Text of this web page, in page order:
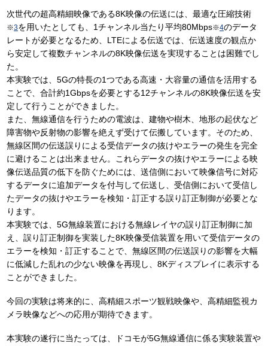
次世代の超高精細映像である8K映像の伝送には、最適な圧縮技術
※3を用いたとしても、1チャンネル当たり平均80Mbps※4のデータ
レートが必要となるため、LTEによる伝送では、伝送速度の観点か
ら安定して複数チャンネルの8K映像伝送を実現することは困難でし
た。
本実験では、5Gの特長の1つである高速・大容量の通信を活用する
ことで、合計約1Gbpsを必要とする12チャンネルの8K映像伝送を安
定して行うことができました。
また、無線通信を行うための電波は、建物や樹木、地形の起伏など
障害物や反射物の影響を絶えず受けて伝搬しています。そのため、
無線区間の伝送誤りによる受信データの抜けやエラーの発生を完全
に避けることは出来ません。これらデータの抜けやエラーによる映
像伝送品質の低下を防ぐためには、送信側において映像信号に対応
するデータに追加データを付与して伝送し、受信側において受信し
たデータの抜けやエラーを検知・訂正する誤り訂正制御が必要とな
ります。
本実験では、5G無線装置における無線レイヤの誤り訂正制御に加
え、誤り訂正制御を実装した8K映像受信装置を用いて受信データの
エラーを検知・訂正することで、無線区間の伝送誤りの影響を大幅
に低減した乱れの少ない映像を再現し、8Kディスプレイに表示する
ことができました。
今回の実験は将来的に、高精細スポーツ観戦映像や、高精細監視カ
メラ映像などへの応用が期待できます。
本実験の遂行に当たっては、ドコモが5G無線通信に係る実験装置や